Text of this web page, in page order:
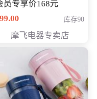
员专享价168元
库存90
摩飞电器专卖店